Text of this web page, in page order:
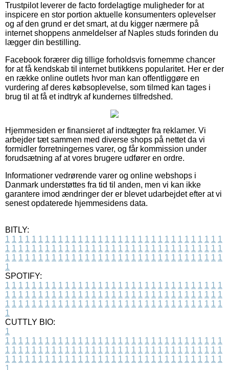
Trustpilot leverer de facto fordelagtige muligheder for at
inspicere en stor portion aktuelle konsumenters oplevelser
og af den grund er det smart, at du kigger nærmere på
internet shoppens anmeldelser af Naples studs forinden du
lægger din bestilling.
Facebook forærer dig tillige forholdsvis fornemme chancer
for at få kendskab til internet butikkens popularitet. Her er der
en række online outlets hvor man kan offentliggøre en
vurdering af deres købsoplevelse, som tilmed kan tages i
brug til at få et indtryk af kundernes tilfredshed.
Hjemmesiden er finansieret af indtægter fra reklamer. Vi
arbejder tæt sammen med diverse shops på nettet da vi
formidler forretningernes varer, og får kommission under
forudsætning af at vores brugere udfører en ordre.
Informationer vedrørende varer og online webshops i
Danmark understøttes fra tid til anden, men vi kan ikke
garantere imod ændringer der er blevet udarbejdet efter at vi
senest opdaterede hjemmesidens data.
BITLY:
1 1 1 1 1 1 1 1 1 1 1 1 1 1 1 1 1 1 1 1 1 1 1 1 1 1 1 1 1 1 1 1 1
1 1 1 1 1 1 1 1 1 1 1 1 1 1 1 1 1 1 1 1 1 1 1 1 1 1 1 1 1 1 1 1 1
1 1 1 1 1 1 1 1 1 1 1 1 1 1 1 1 1 1 1 1 1 1 1 1 1 1 1 1 1 1 1 1 1
1
SPOTIFY:
1 1 1 1 1 1 1 1 1 1 1 1 1 1 1 1 1 1 1 1 1 1 1 1 1 1 1 1 1 1 1 1 1
1 1 1 1 1 1 1 1 1 1 1 1 1 1 1 1 1 1 1 1 1 1 1 1 1 1 1 1 1 1 1 1 1
1 1 1 1 1 1 1 1 1 1 1 1 1 1 1 1 1 1 1 1 1 1 1 1 1 1 1 1 1 1 1 1 1
1
CUTTLY BIO:
1
1 1 1 1 1 1 1 1 1 1 1 1 1 1 1 1 1 1 1 1 1 1 1 1 1 1 1 1 1 1 1 1 1
1 1 1 1 1 1 1 1 1 1 1 1 1 1 1 1 1 1 1 1 1 1 1 1 1 1 1 1 1 1 1 1 1
1 1 1 1 1 1 1 1 1 1 1 1 1 1 1 1 1 1 1 1 1 1 1 1 1 1 1 1 1 1 1 1 1
1